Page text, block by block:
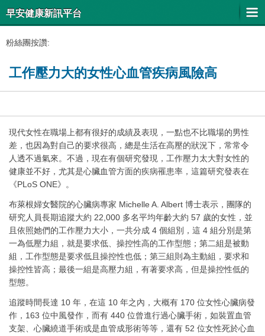
早安健康新訊平台
粉絲團按讚:
工作壓力大的女性心血管疾病風險高
現代女性在職場上都有很好的成績及表現，一點也不比職場的男性
差，也因為對自己的要求很高，總是生活在高壓的狀況下，常常令
人透不過氣來。不過，現在有個研究發現，工作壓力太大對女性的
健康並不好，尤其是心臟血管方面的疾病罹患率，這篇研究發表在
《PLoS ONE》。
布萊根婦女醫院的心臟病專家 Michelle A. Albert 博士表示，團隊的
研究人員長期追蹤大約 22,000 多名平均年齡大約 57 歲的女性，並
且依照她們的工作壓力大小，一共分成 4 個組別，這 4 組分別是第
一為低壓力組，就是要求低、操控性高的工作型態；第二組是被動
組，工作型態是要求低且操控性也低；第三組則為主動組，要求和
操控性皆高；最後一組是高壓力組，有著要求高，但是操控性低的
型態。
追蹤時間長達 10 年，在這 10 年之內，大概有 170 位女性心臟病發
作，163 位中風發作，而有 440 位曾進行過心臟手術，如裝置血管
支架、心臟繞道手術或是血管成形術等等，還有 52 位女性死於心血